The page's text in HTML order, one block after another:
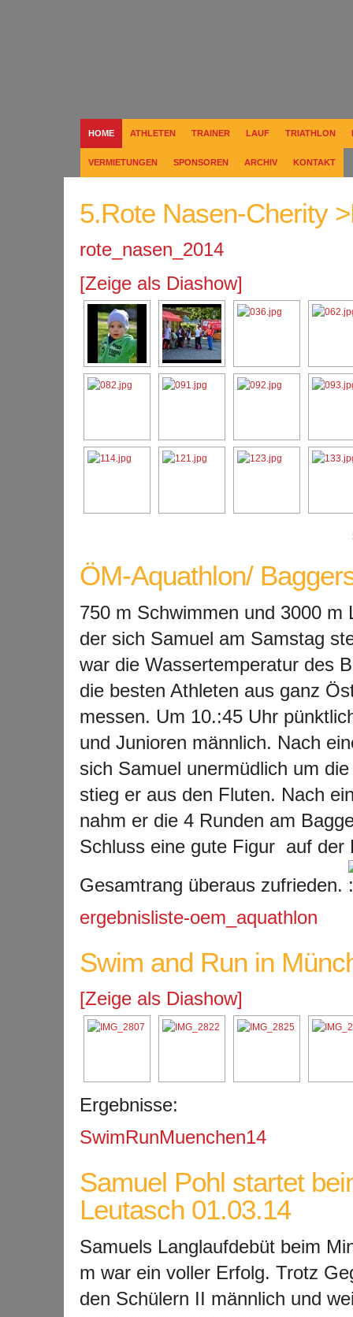
HOME ATHLETEN TRAINER LAUF TRIATHLON
VERMIETUNGEN SPONSOREN ARCHIV KONTAKT
5.Rote Nasen-Cherity
rote_nasen_2014
[Zeige als Diashow]
ÖM-Aquathlon/
750 m Schwimmen und 3000 m
der sich Samuel am Samstag
war die Wassertemperatur des
die besten Athleten aus ganz
messen. Um 10.:45 Uhr
und Junioren männlich. Nach
sich Samuel unermüdlich um
stieg er aus den Fluten. Nach
nahm er die 4 Runden am
Schluss eine gute Figur auf der
Gesamtrang überaus zufrieden.
ergebnisliste-oem_aquathlon
Swim and Run in
[Zeige als Diashow]
Ergebnisse:
SwimRunMuenchen14
Samuel Pohl startet
Leutasch 01.03.14
Samuels Langlaufdebüt beim
m war ein voller Erfolg. Trotz
den Schülern II männlich und